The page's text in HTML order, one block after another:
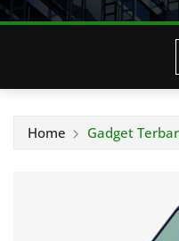
Home Gadget